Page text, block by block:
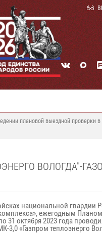
плановой выездной проверки
ВОЛОГДА"-
национальной гвардии
ежегодным
31 октября 2023 года
3,0 «Газпром теплоэнерго